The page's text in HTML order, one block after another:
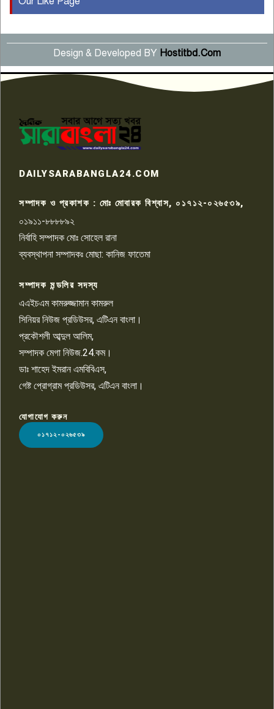
৫
বছর পূর্তি উদযাপন
৬
সংবাদ সম্মেলনে অভিযোগ অস্বীকার
উদ্দেশ্য প্রণোদিত সংবাদ প্রকাশের
প্রতিবাদ নাজির হাসানের
৭
কেটে ঘরে ঢুকে স্কুল শিক্ষিকাকে হত্যা
টয়লেটের ট্যাংকি থেকে লাশ উদ্ধার
রাজশাহীতে সন্ত্রাসী হামলায় গুরুতর
৯
চাঁদাবাজি ও হয়রানির অভিযোগ
১০
Design & Developed BY Hostitbd.Com
LOGO
DAILYSARABANGLA24.COM
সম্পাদক ও প্রকাশক : মোঃ মোবারক বিশ্বাস, ০১৭১২-০২৬৫৩৯,
০১৯১১-৮৮৮৮৯২
নির্বাহি সম্পাদক মোঃ সোহেল রানা
ব্যবস্থাপনা সম্পাদকঃ মোছা: কানিজ ফাতেমা
সম্পাদক মন্ডলির সদস্য
এএইচএম কামরুজ্জামান কামরুল
সিনিয়র নিউজ প্রডিউসর, এটিএন বাংলা।
প্রকৌশলী আব্দুল আলিম,
সম্পাদক মেগা নিউজ.24.কম।
ডাঃ শাহেদ ইমরান এমবিবিএস,
গেষ্ট প্রোগ্রাম প্রডিউসর, এটিএন বাংলা।
যোগাযোগ করুন
০১৭১২-০২৬৫৩৯